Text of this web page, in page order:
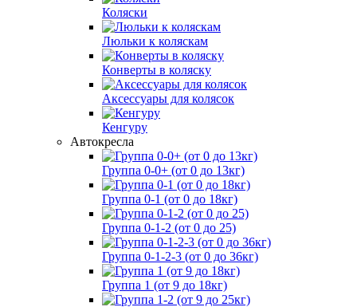
Коляски
Люльки к коляскам
Конверты в коляску
Аксессуары для колясок
Кенгуру
Автокресла
Группа 0-0+ (от 0 до 13кг)
Группа 0-1 (от 0 до 18кг)
Группа 0-1-2 (от 0 до 25)
Группа 0-1-2-3 (от 0 до 36кг)
Группа 1 (от 9 до 18кг)